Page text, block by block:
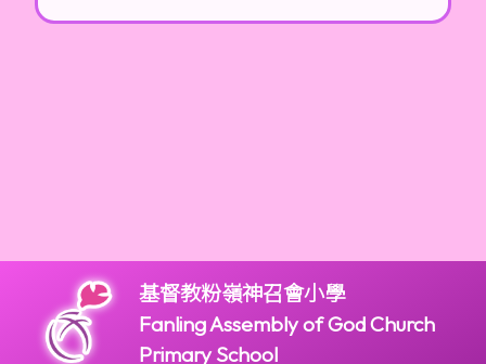
基督教粉嶺神召會小學
Fanling Assembly of God Church
Primary School